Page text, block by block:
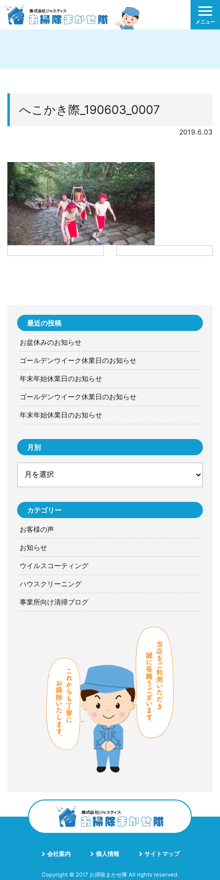
メニュー
へこかき際_190603_0007
2019.6.03
最近の投稿
お盆休みのお知らせ
ゴールデンウイーク休業日のお知らせ
年末年始休業日のお知らせ
ゴールデンウイーク休業日のお知らせ
年末年始休業日のお知らせ
月別
カテゴリー
お客様の声
お知らせ
ウイルスコーティング
ハウスクリーニング
事業所向け清掃ブログ
会社案内 個人情報 サイトマップ
Copyright © 2017 お掃除まかせ隊 All rights reserved.